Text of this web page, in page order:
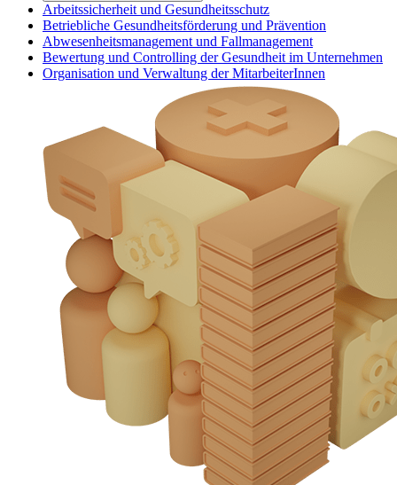
Arbeitssicherheit und Gesundheitsschutz
Betriebliche Gesundheitsförderung und Prävention
Abwesenheitsmanagement und Fallmanagement
Bewertung und Controlling der Gesundheit im Unternehmen
Organisation und Verwaltung der MitarbeiterInnen